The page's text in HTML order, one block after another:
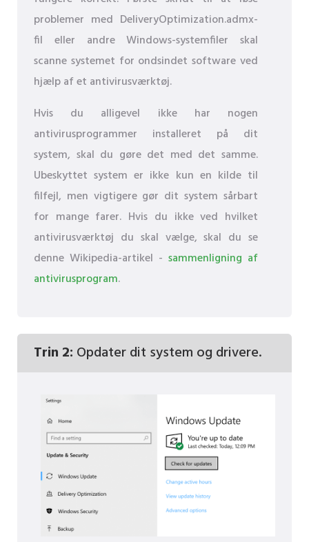
problemer med DeliveryOptimization.admx-
fil eller andre Windows-systemfiler skal
scanne systemet for ondsindet software ved
hjælp af et antivirusværktøj.
Hvis du alligevel ikke har nogen
antivirusprogrammer installeret på dit
system, skal du gøre det med det samme.
Ubeskyttet system er ikke kun en kilde til
filfejl, men vigtigere gør dit system sårbart
for mange farer. Hvis du ikke ved hvilket
antivirusværktøj du skal vælge, skal du se
denne Wikipedia-artikel - sammenligning af
antivirusprogram.
Trin 2: Opdater dit system og drivere.